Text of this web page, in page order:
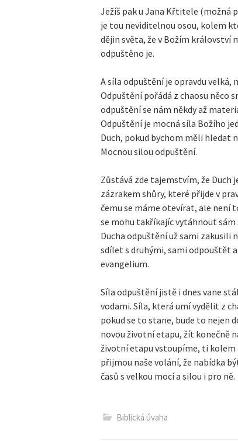
Ježíš pak u Jana Křtitele (možná
je tou neviditelnou osou, kolem
dějin světa, že v Božím království
odpuštěno je.
A síla odpuštění je opravdu velká,
Odpuštění pořádá z chaosu něco
odpuštění se nám někdy až
Odpuštění je mocná síla Božího
Duch, pokud bychom měli hledat
Mocnou silou odpuštění.
Zůstává zde tajemstvím, že Duch
zázrakem shůry, které přijde v
čemu se máme otevírat, ale není
se mohu takříkajíc vytáhnout
Ducha odpuštění už sami zakusili
sdílet s druhými, sami odpouštět
evangelium.
Síla odpuštění jistě i dnes vane
vodami. Síla, která umí vydělit z
pokud se to stane, bude to nejen
novou životní etapu, žít konečně
životní etapu vstoupíme, ti kolem
přijmou naše volání, že nabídka
časů s velkou mocí a silou i pro ně.
Biblická úvaha